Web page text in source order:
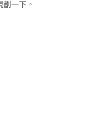
劃一下。